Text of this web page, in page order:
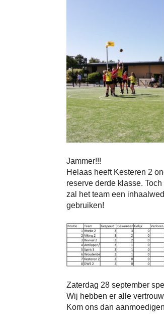
Jammer!!!
Helaas heeft Kesteren 2
reserve derde klasse.
zal het team een
gebruiken!
Zaterdag 28 september
Wij hebben er alle
Kom ons dan